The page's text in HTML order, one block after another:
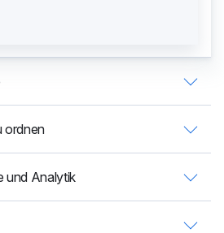
ordnen
und Analytik